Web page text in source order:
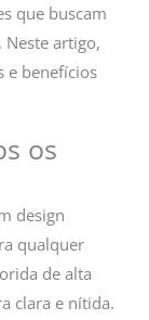
que buscam
artigo,
e benefícios
os
design
qualquer
de alta
clara e nítida.